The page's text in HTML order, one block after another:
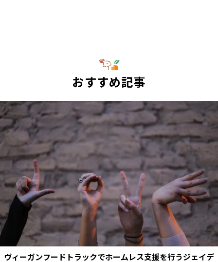
おすすめ記事
ヴィーガンフードトラックでホームレス支援を行うジェイデ